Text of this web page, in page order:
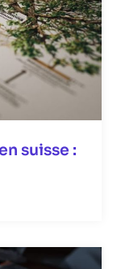
suisse :